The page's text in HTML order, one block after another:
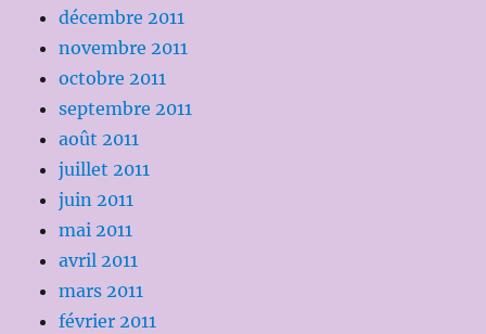
décembre 2011
novembre 2011
octobre 2011
septembre 2011
août 2011
juillet 2011
juin 2011
mai 2011
avril 2011
mars 2011
février 2011